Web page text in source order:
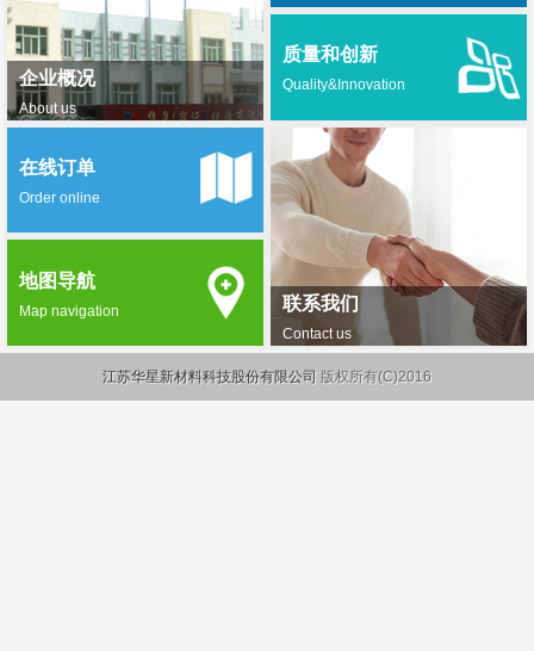
企业概况
About us
质量和创新
Quality&Innovation
联系我们
Contact us
在线订单
Order online
地图导航
Map navigation
江苏华星新材料科技股份有限公司 版权所有(C)2016